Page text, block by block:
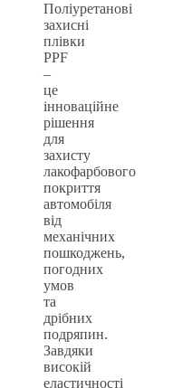
Поліуретанові
захисні
плівки
PPF
–
це
інноваційне
рішення
для
захисту
лакофарбового
покриття
автомобіля
від
механічних
пошкоджень,
погодних
умов
та
дрібних
подряпин.
Завдяки
високій
еластичності